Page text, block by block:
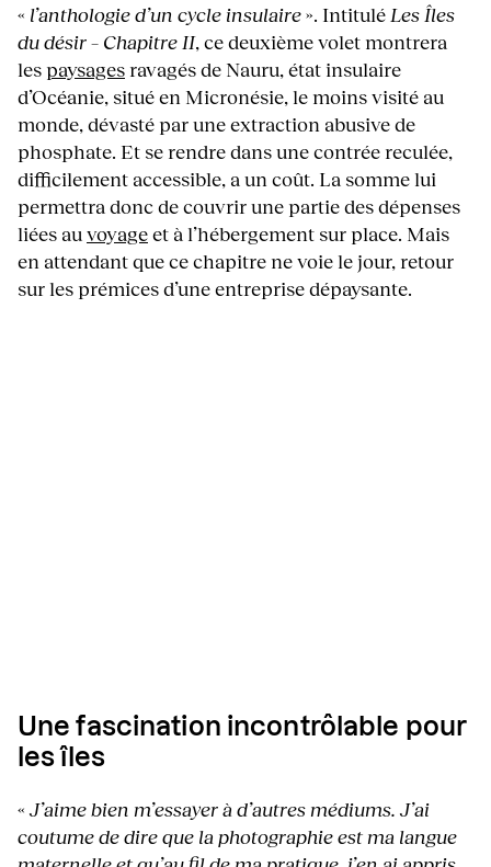
« l’anthologie d’un cycle insulaire». Intitulé Les Îles
du désir – Chapitre II, ce deuxième volet montrera
lespaysagesravagés de Nauru, état insulaire
d’Océanie, situé en Micronésie, le moins visité au
monde, dévasté par une extraction abusive de
phosphate. Et se rendre dans une contrée reculée,
difficilement accessible, a un coût. La somme lui
permettra donc de couvrir une partie des dépenses
liées auvoyageet à l’hébergement sur place. Mais
en attendant que ce chapitre ne voie le jour, retour
sur les prémices d’une entreprise dépaysante.
Une fascination incontrôlable pour
les îles
«J’aime bien m’essayer à d’autres médiums. J’ai
coutume de dire que la photographie est ma langue